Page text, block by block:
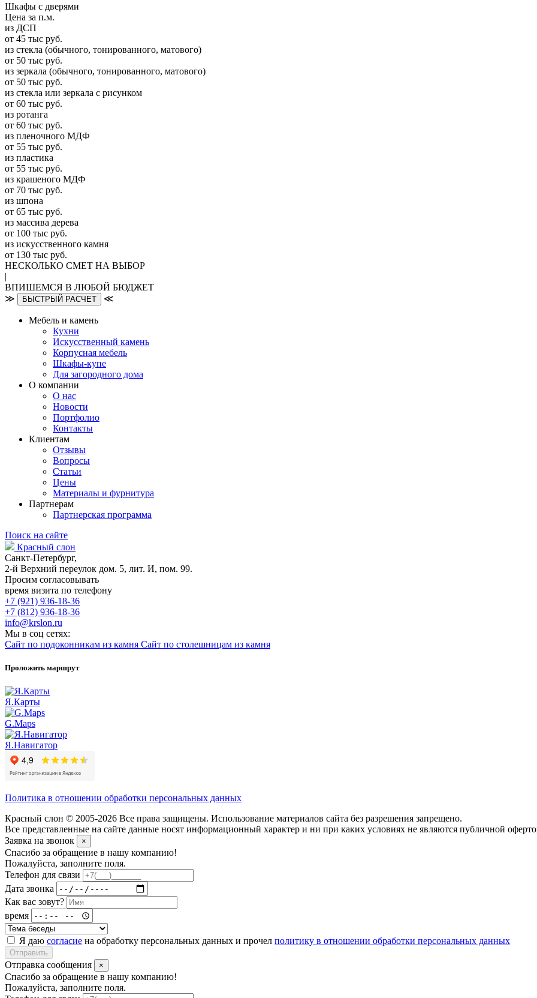
Шкафы с дверями
Цена за п.м.
из ДСП
от 45 тыс руб.
из стекла (обычного, тонированного, матового)
от 50 тыс руб.
из зеркала (обычного, тонированного, матового)
от 50 тыс руб.
из стекла или зеркала с рисунком
от 60 тыс руб.
из ротанга
от 60 тыс руб.
из пленочного МДФ
от 55 тыс руб.
из пластика
от 55 тыс руб.
из крашеного МДФ
от 70 тыс руб.
из шпона
от 65 тыс руб.
из массива дерева
от 100 тыс руб.
из искусcтвенного камня
от 130 тыс руб.
НЕСКОЛЬКО СМЕТ НА ВЫБОР
|
ВПИШЕМСЯ В ЛЮБОЙ БЮДЖЕТ
≫
БЫСТРЫЙ РАСЧЕТ ≪
Мебель и камень
Кухни
Искусственный камень
Корпусная мебель
Шкафы-купе
Для загородного дома
О компании
О нас
Новости
Портфолио
Контакты
Клиентам
Отзывы
Вопросы
Статьи
Цены
Материалы и фурнитура
Партнерам
Партнерская программа
Поиск на сайте
Красный слон
Санкт-Петербург,
2-й Верхний переулок дом. 5, лит. И, пом. 99.
Просим согласовывать
время визита по телефону
+7 (921) 936-18-36
+7 (812) 936-18-36
info@krslon.ru
Мы в соц сетях:
Сайт по подоконникам из камня Сайт по столешницам из камня
Проложить маршрут
Я.Карты
G.Maps
Я.Навигатор
Политика в отношении обработки персональных данных
Красный слон © 2005-2026 Все права защищены. Использование материалов сайта без разрешения запрещено.
Все представленные на сайте данные носят информационный характер и ни при каких условиях не являются публичной
Заявка на звонок
×
Спасибо за обращение в нашу компанию!
Пожалуйста, заполните поля.
Телефон для связи
Дата звонка
Как вас зовут?
время
Я даю согласие на обработку персональных данных и прочел политику в отношении обработки персональных данных
Отправить
Отправка сообщения ×
Спасибо за обращение в нашу компанию!
Пожалуйста, заполните поля.